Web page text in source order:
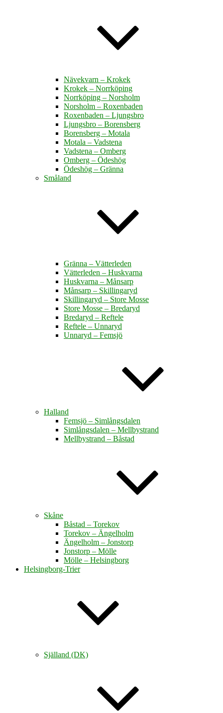
Nävekvarn – Krokek
Krokek – Norrköping
Norrköping – Norsholm
Norsholm – Roxenbaden
Roxenbaden – Ljungsbro
Ljungsbro – Borensberg
Borensberg – Motala
Motala – Vadstena
Vadstena – Omberg
Omberg – Ödeshög
Ödeshög – Gränna
Småland
Gränna – Vätterleden
Vätterleden – Huskvarna
Huskvarna – Månsarp
Månsarp – Skillingaryd
Skillingaryd – Store Mosse
Store Mosse – Bredaryd
Bredaryd – Reftele
Reftele – Unnaryd
Unnaryd – Femsjö
Halland
Femsjö – Simlångsdalen
Simlångsdalen – Mellbystrand
Mellbystrand – Båstad
Skåne
Båstad – Torekov
Torekov – Ängelholm
Ängelholm – Jonstorp
Jonstorp – Mölle
Mölle – Helsingborg
Helsingborg-Trier
Själland (DK)